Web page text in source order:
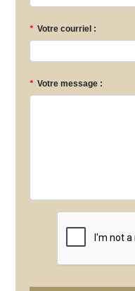
* Votre courriel :
* Votre message :